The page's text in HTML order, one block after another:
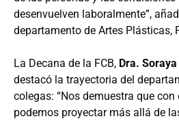
desenvuelven laboralmente”,
departamento de Artes Plásticas,
La Decana de la FCB, Dra.
destacó la trayectoria del
colegas: “Nos demuestra que
podemos proyectar más allá de